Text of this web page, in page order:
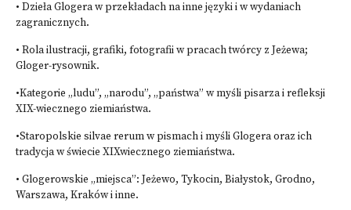
• Dzieła Glogera w przekładach na inne języki i w wydaniach
zagranicznych.
• Rola ilustracji, grafiki, fotografii w pracach twórcy z Jeżewa;
Gloger-rysownik.
•Kategorie „ludu”, „narodu”, „państwa” w myśli pisarza i refleksji
XIX-wiecznego ziemiaństwa.
•Staropolskie silvae rerum w pismach i myśli Glogera oraz ich
tradycja w świecie XIXwiecznego ziemiaństwa.
• Glogerowskie „miejsca”: Jeżewo, Tykocin, Białystok, Grodno,
Warszawa, Kraków i inne.